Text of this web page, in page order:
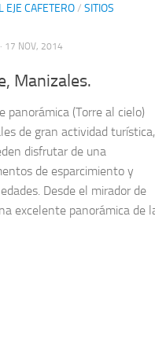
EJE CAFETERO/ SITIOS
· 17 NOV, 2014
Manizales.
panorámica (Torre al cielo)
de gran actividad turística,
disfrutar de una
de esparcimiento y
Desde el mirador de
excelente panorámica de